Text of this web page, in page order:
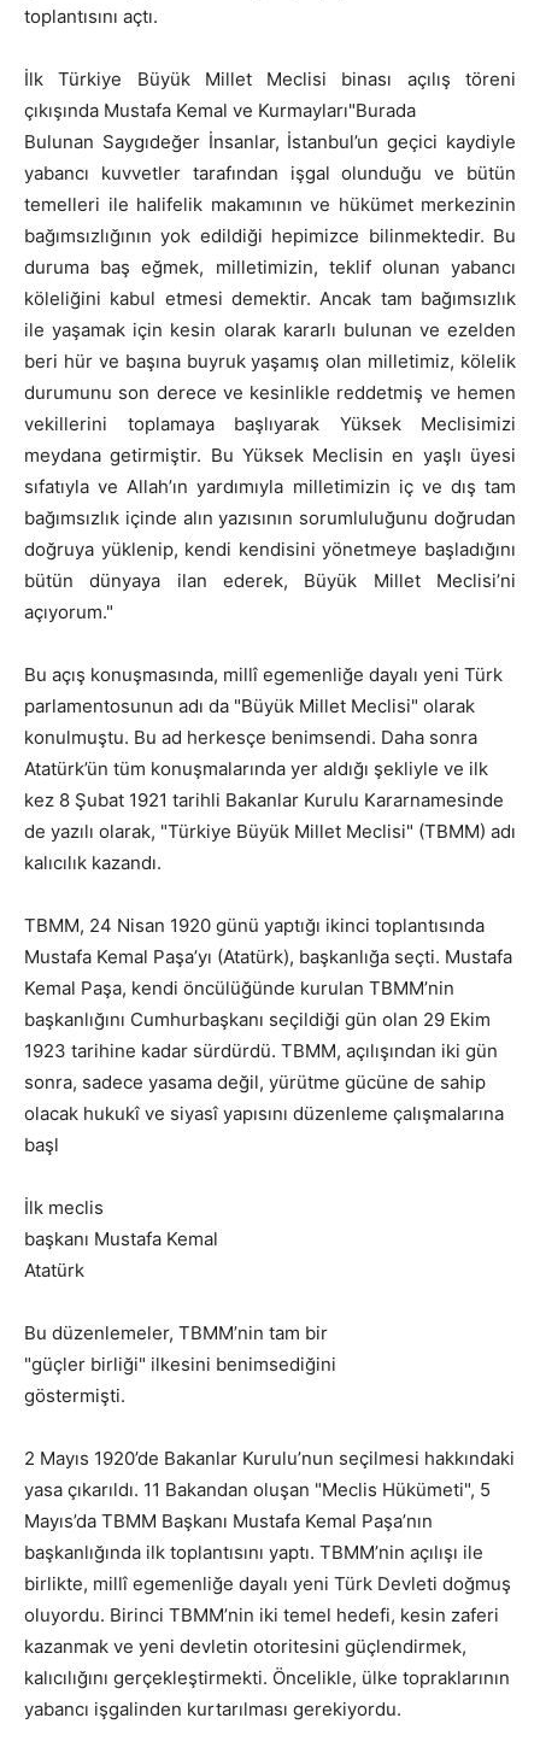
toplantısını açtı.
İlk Türkiye Büyük Millet Meclisi binası açılış töreni
çıkışında Mustafa Kemal ve Kurmayları"Burada
Bulunan Saygıdeğer İnsanlar, İstanbul’un geçici kaydiyle
yabancı kuvvetler tarafından işgal olunduğu ve bütün
temelleri ile halifelik makamının ve hükümet merkezinin
bağımsızlığının yok edildiği hepimizce bilinmektedir. Bu
duruma baş eğmek, milletimizin, teklif olunan yabancı
köleliğini kabul etmesi demektir. Ancak tam bağımsızlık
ile yaşamak için kesin olarak kararlı bulunan ve ezelden
beri hür ve başına buyruk yaşamış olan milletimiz, kölelik
durumunu son derece ve kesinlikle reddetmiş ve hemen
vekillerini toplamaya başlıyarak Yüksek Meclisimizi
meydana getirmiştir. Bu Yüksek Meclisin en yaşlı üyesi
sıfatıyla ve Allah’ın yardımıyla milletimizin iç ve dış tam
bağımsızlık içinde alın yazısının sorumluluğunu doğrudan
doğruya yüklenip, kendi kendisini yönetmeye başladığını
bütün dünyaya ilan ederek, Büyük Millet Meclisi’ni
açıyorum."
Bu açış konuşmasında, millî egemenliğe dayalı yeni Türk
parlamentosunun adı da "Büyük Millet Meclisi" olarak
konulmuştu. Bu ad herkesçe benimsendi. Daha sonra
Atatürk’ün tüm konuşmalarında yer aldığı şekliyle ve ilk
kez 8 Şubat 1921 tarihli Bakanlar Kurulu Kararnamesinde
de yazılı olarak, "Türkiye Büyük Millet Meclisi" (TBMM) adı
kalıcılık kazandı.
TBMM, 24 Nisan 1920 günü yaptığı ikinci toplantısında
Mustafa Kemal Paşa’yı (Atatürk), başkanlığa seçti. Mustafa
Kemal Paşa, kendi öncülüğünde kurulan TBMM’nin
başkanlığını Cumhurbaşkanı seçildiği gün olan 29 Ekim
1923 tarihine kadar sürdürdü. TBMM, açılışından iki gün
sonra, sadece yasama değil, yürütme gücüne de sahip
olacak hukukî ve siyasî yapısını düzenleme çalışmalarına
başl
İlk meclis
başkanı Mustafa Kemal
Atatürk
Bu düzenlemeler, TBMM’nin tam bir
"güçler birliği" ilkesini benimsediğini
göstermişti.
2 Mayıs 1920’de Bakanlar Kurulu’nun seçilmesi hakkındaki
yasa çıkarıldı. 11 Bakandan oluşan "Meclis Hükümeti", 5
Mayıs’da TBMM Başkanı Mustafa Kemal Paşa’nın
başkanlığında ilk toplantısını yaptı. TBMM’nin açılışı ile
birlikte, millî egemenliğe dayalı yeni Türk Devleti doğmuş
oluyordu. Birinci TBMM’nin iki temel hedefi, kesin zaferi
kazanmak ve yeni devletin otoritesini güçlendirmek,
kalıcılığını gerçekleştirmekti. Öncelikle, ülke topraklarının
yabancı işgalinden kurtarılması gerekiyordu.